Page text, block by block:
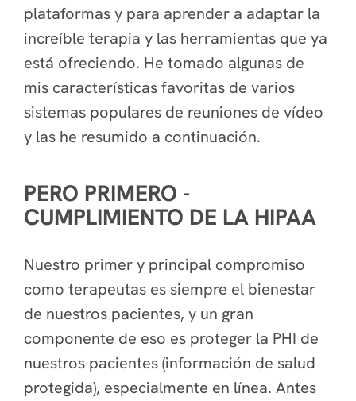
plataformas y para aprender a adaptar la
increíble terapia y las herramientas que ya
está ofreciendo. He tomado algunas de
mis características favoritas de varios
sistemas populares de reuniones de vídeo
y las he resumido a continuación.
PERO PRIMERO -
CUMPLIMIENTO DE LA HIPAA
Nuestro primer y principal compromiso
como terapeutas es siempre el bienestar
de nuestros pacientes, y un gran
componente de eso es proteger la PHI de
nuestros pacientes (información de salud
protegida), especialmente en línea. Antes